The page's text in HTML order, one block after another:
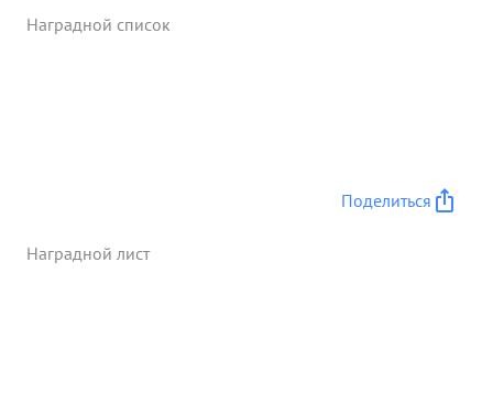
Наградной список
Поделиться
Наградной лист